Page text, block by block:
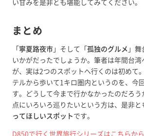
い甘みを是非とも堪能してみてください。
まとめ
「 寧夏路夜市 」そして「 孤独のグルメ 」舞
いかがだったでしょうか。筆者は年間台湾
が、実は2つのスポットへ行くのは初めて
テルから歩いて1キロ圏内というのを、今
す。どうして今まで行かなかったのだろ
点にいろいろ巡りたいという方は、是非
ってほしいスポット です。
D850で行く世界旅行シリーズはこちらから